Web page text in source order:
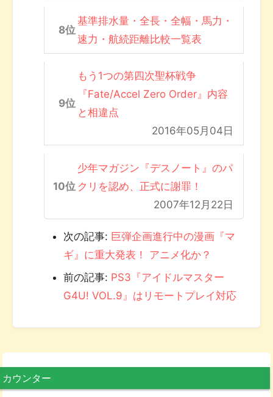
基準排水量・全長・全幅・馬力・
速力・航続距離比較一覧表
もう1つの第四次聖杯戦争
『Fate/Accel Zero Order』内容
と相違点
2016年05月04日
少年マガジン『デスノート』のパ
クリを認め、正式に謝罪！
2007年12月22日
次の記事: 巨弾企画進行中の漫画『マ
ギ』に重大発表！ アニメ化か？
前の記事: PS3『アイドルマスター
G4U! VOL.9』はリモートプレイ対応
カウンター